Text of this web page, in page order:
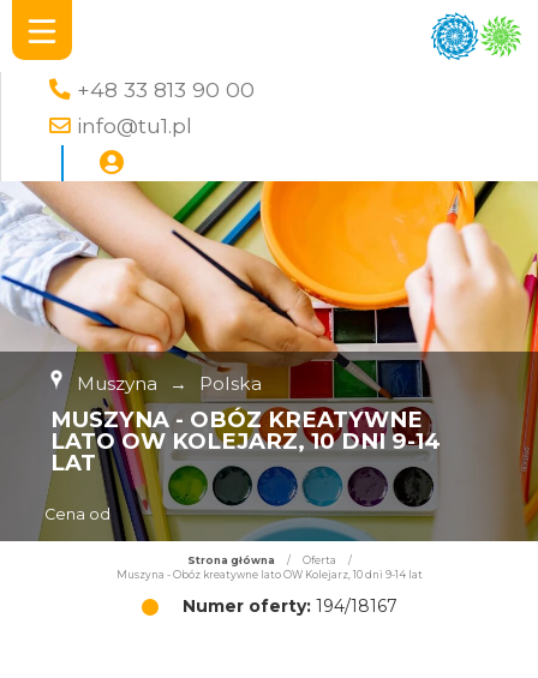
+48 33 813 90 00
info@tu1.pl
Muszyna → Polska
MUSZYNA - OBÓZ KREATYWNE
LATO OW KOLEJARZ, 10 DNI 9-14
LAT
Cena od
Strona główna / Oferta
/
Muszyna - Obóz kreatywne lato OW Kolejarz, 10 dni 9-14 lat
Numer oferty:194/18167